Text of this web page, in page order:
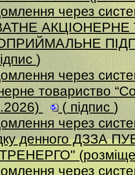
через
)
через
товариство
( підпис )
через
денного ДЗЗА
через